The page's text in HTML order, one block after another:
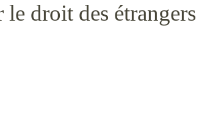
droit des étrangers